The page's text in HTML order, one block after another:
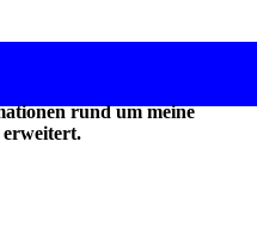
rund um meine
erweitert.